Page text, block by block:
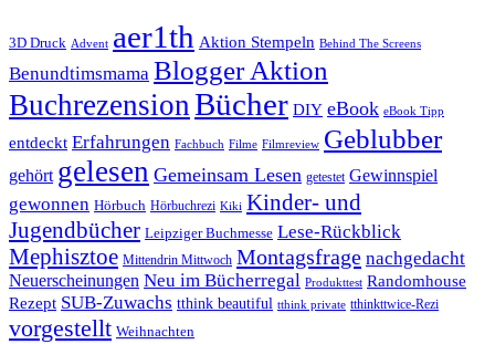
3D Druck Advent aer1th Aktion Stempeln Behind The Screens
Benundtimsmama Blogger Aktion
BuchrezensionBücher DIY eBook eBook Tipp
entdeckt Erfahrungen Fachbuch Filme Filmreview Geblubber
gehört gelesen Gemeinsam Lesen getestet Gewinnspiel
gewonnen Hörbuch Hörbuchrezi Kiki Kinder- und
Jugendbücher Leipziger Buchmesse Lese-Rückblick
Mephisztoe Mittendrin Mittwoch Montagsfrage nachgedacht
Neuerscheinungen Neu im Bücherregal Produkttest Randomhouse
Rezept SUB-Zuwachs tthink beautiful tthink private tthinkttwice-Rezi
vorgestellt Weihnachten